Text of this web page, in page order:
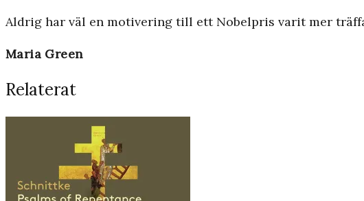
Aldrig har väl en motivering till ett Nobelpris varit mer
Maria Green
Relaterat